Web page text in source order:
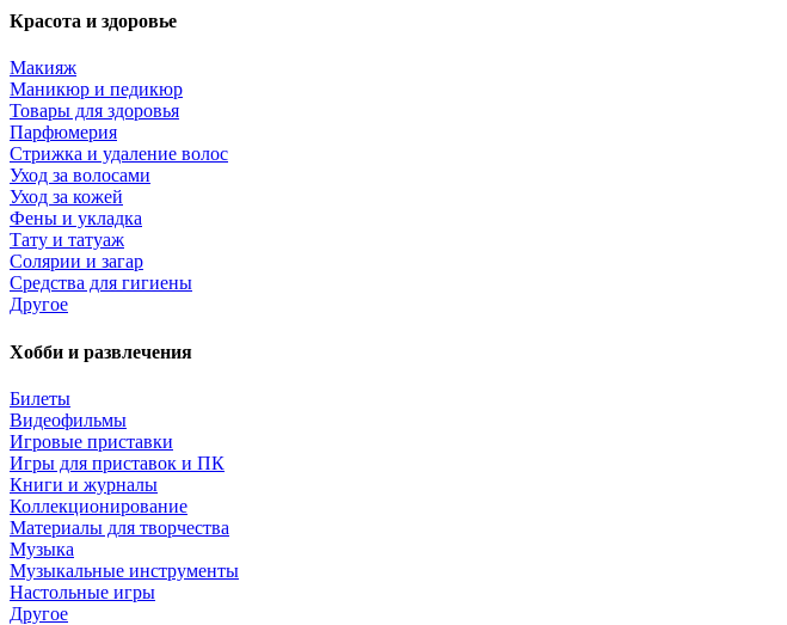
Красота и здоровье
Макияж
Маникюр и педикюр
Товары для здоровья
Парфюмерия
Стрижка и удаление волос
Уход за волосами
Уход за кожей
Фены и укладка
Тату и татуаж
Солярии и загар
Средства для гигиены
Другое
Хобби и развлечения
Билеты
Видеофильмы
Игровые приставки
Игры для приставок и ПК
Книги и журналы
Коллекционирование
Материалы для творчества
Музыка
Музыкальные инструменты
Настольные игры
Другое